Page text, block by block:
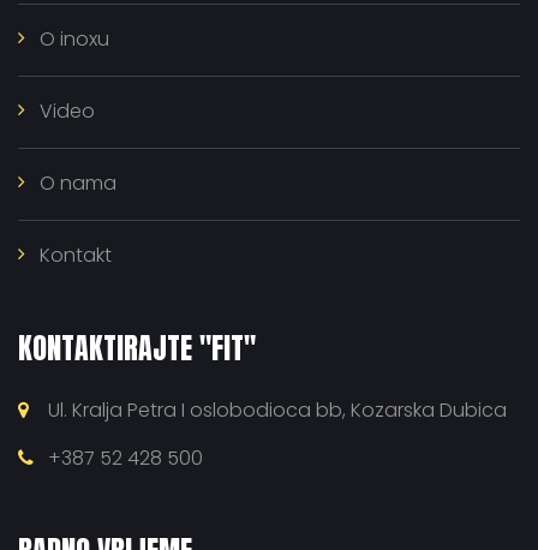
O inoxu
Video
O nama
Kontakt
KONTAKTIRAJTE "FIT"
Ul. Kralja Petra I oslobodioca bb, Kozarska Dubica
+387 52 428 500